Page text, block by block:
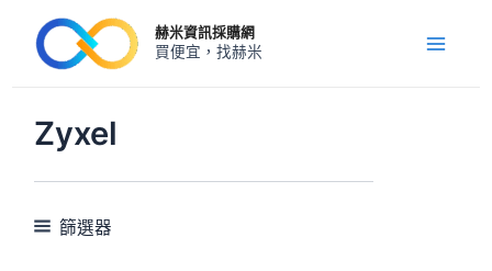
赫米資訊採購網
買便宜，找赫米
Menu
Zyxel
篩選器